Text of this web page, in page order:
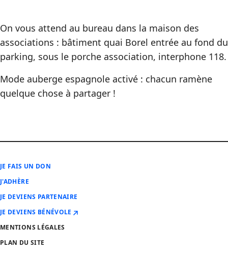
On vous attend au bureau dans la maison des
associations : bâtiment quai Borel entrée au fond du
parking, sous le porche association, interphone 118.
Mode auberge espagnole activé : chacun ramène
quelque chose à partager !
JE FAIS UN DON
J'ADHÈRE
JE DEVIENS PARTENAIRE
JE DEVIENS BÉNÉVOLE
MENTIONS LÉGALES
PLAN DU SITE